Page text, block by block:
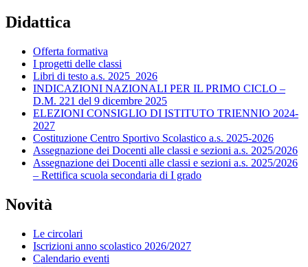
Didattica
Offerta formativa
I progetti delle classi
Libri di testo a.s. 2025_2026
INDICAZIONI NAZIONALI PER IL PRIMO CICLO –
D.M. 221 del 9 dicembre 2025
ELEZIONI CONSIGLIO DI ISTITUTO TRIENNIO 2024-
2027
Costituzione Centro Sportivo Scolastico a.s. 2025-2026
Assegnazione dei Docenti alle classi e sezioni a.s. 2025/2026
Assegnazione dei Docenti alle classi e sezioni a.s. 2025/2026
– Rettifica scuola secondaria di I grado
Novità
Le circolari
Iscrizioni anno scolastico 2026/2027
Calendario eventi